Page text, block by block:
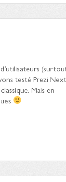
testé Prezi Next
Mais en